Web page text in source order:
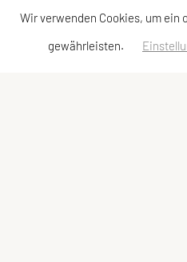
Wir verwenden Cookies, um ein
gewährleisten.